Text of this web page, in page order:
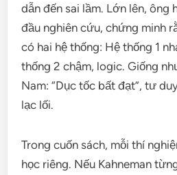
dẫn đến sai lầm. Lớn lên, ông
đầu nghiên cứu, chứng minh
có hai hệ thống: Hệ thống 1
thống 2 chậm, logic. Giống
Nam: “Dục tốc bất đạt”, tư
lạc lối.
Trong cuốn sách, mỗi thí
học riêng. Nếu Kahneman